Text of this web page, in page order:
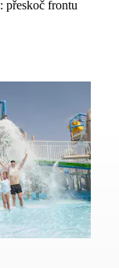
přeskoč frontu